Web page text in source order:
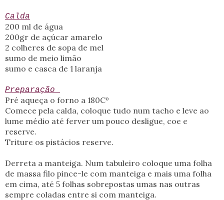
Calda
200 ml de água
200gr de açúcar amarelo
2 colheres de sopa de mel
sumo de meio limão
sumo e casca de 1 laranja
Preparação
Pré aqueça o forno a 180Cº
Comece pela calda, coloque tudo num tacho e leve ao
lume médio até ferver um pouco desligue, coe e
reserve.
Triture os pistácios reserve.
Derreta a manteiga. Num tabuleiro coloque uma folha
de massa filo pince-le com manteiga e mais uma folha
em cima, até 5 folhas sobrepostas umas nas outras
sempre coladas entre si com manteiga.